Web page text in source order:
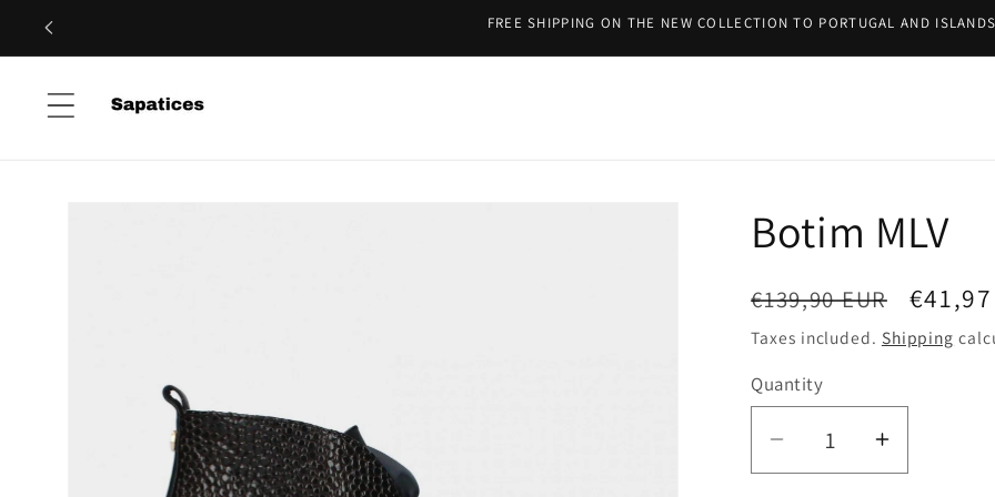
Skip to
WELCOME TO OUR STORE!
Botim MLV
Regular
price
€139,90 EUR
Sale
price
€41,97
Taxes included. Shipping
Quantity
Decrease
quantity
Increase
quantity